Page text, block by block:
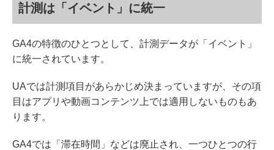
計測は「イベント」に統一
GA4の特徴のひとつとして、計測データが「イベント」
に統一されています。
UAでは計測項目があらかじめ決まっていますが、その項
目はアプリや動画コンテンツ上では適用しないものもあ
ります。
GA4では「滞在時間」などは廃止され、一つひとつの行